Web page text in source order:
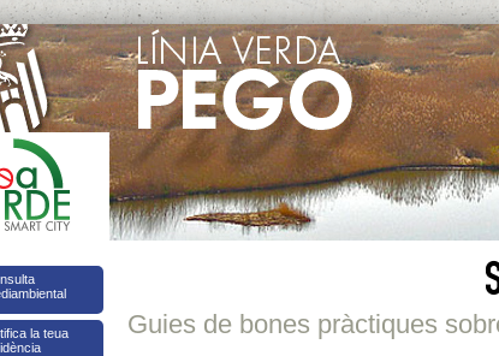
la teua
Guies de bones pràctiques